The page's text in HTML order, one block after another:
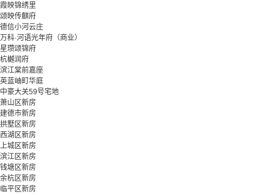
霞映锦绣里
颂映传麒府
德信小河云庄
万科·河语光年府（商业）
星瓒颂锦府
杭樾润府
滨江棠前嘉座
英蓝岫町华庭
中豪大关59号宅地
萧山区新房
建德市新房
拱墅区新房
西湖区新房
上城区新房
滨江区新房
钱塘区新房
余杭区新房
临平区新房